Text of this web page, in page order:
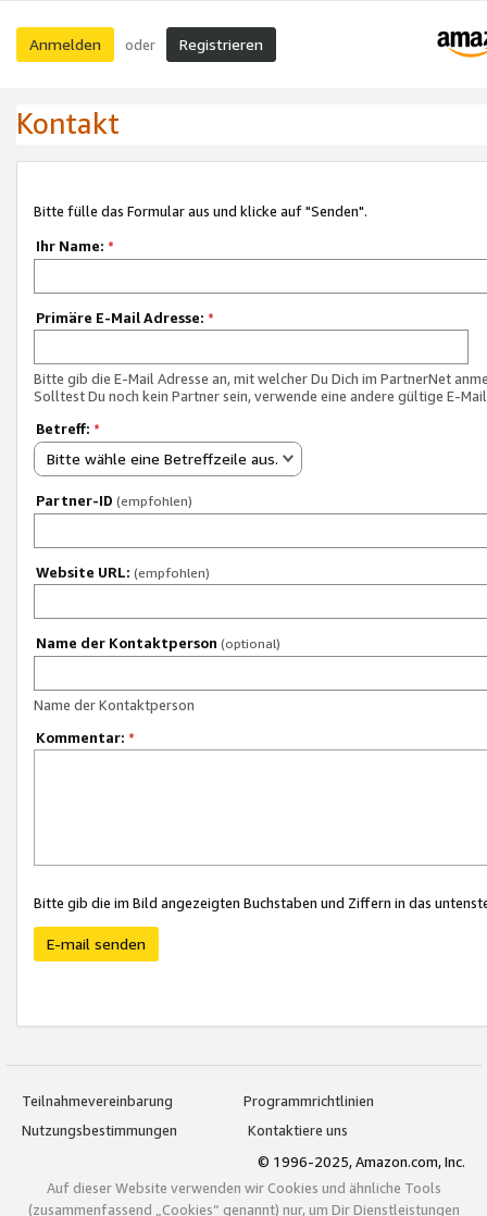
Anmelden oder Registrieren
Kontakt
Bitte fülle das Formular aus und klicke auf "Senden".
Ihr Name: *
Primäre E-Mail Adresse: *
Bitte gib die E-Mail Adresse an, mit welcher Du Dich im PartnerNet
Solltest Du noch kein Partner sein, verwende eine andere gültige E-
Betreff: *
Bitte wähle eine Betreffzeile aus.
Partner-ID (empfohlen)
Website URL: (empfohlen)
Name der Kontaktperson (optional)
Name der Kontaktperson
Kommentar: *
Bitte gib die im Bild angezeigten Buchstaben und Ziffern in das
E-mail senden
Teilnahmevereinbarung
Programmrichtlinien
Nutzungsbestimmungen
Kontaktiere uns
© 1996-2025, Amazon.com, Inc.
Auf dieser Website verwenden wir Cookies und ähnliche Tools
(zusammenfassend „Cookies“ genannt) nur, um Dir Dienstleistungen